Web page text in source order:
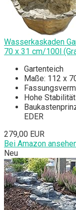
Wasserkaskaden
70 x 31 cm/100l
Gartenteich
Maße: 112 x
Hohe
EDER
279,00 EUR
Bei Amazon
Neu